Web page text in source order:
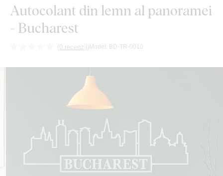
Autocolant din lemn al panoramei
- Bucharest
(0 recenzii) Model: BD-TR-0010